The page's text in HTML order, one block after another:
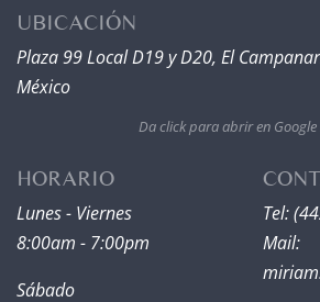
UBICACIÓN
Plaza 99 Local D19 y D20, El
México
Da click para abrir en
HORARIO
Lunes - Viernes
8:00am - 7:00pm
Sábado
Tel:
Mail: